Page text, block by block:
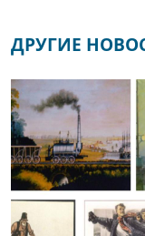
ДРУГИЕ